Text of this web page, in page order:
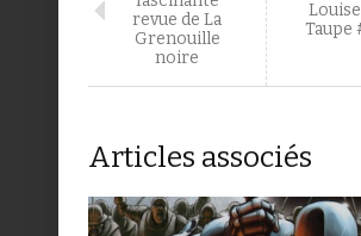
revue de La
Grenouille
noire
Taupe
Articles associés